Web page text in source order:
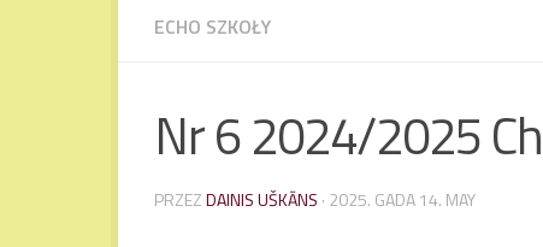
ECHO SZKOŁY
Nr 6 2024/2025
PRZEZDAINIS UŠKĀNS · 2025. GADA 14. MAY